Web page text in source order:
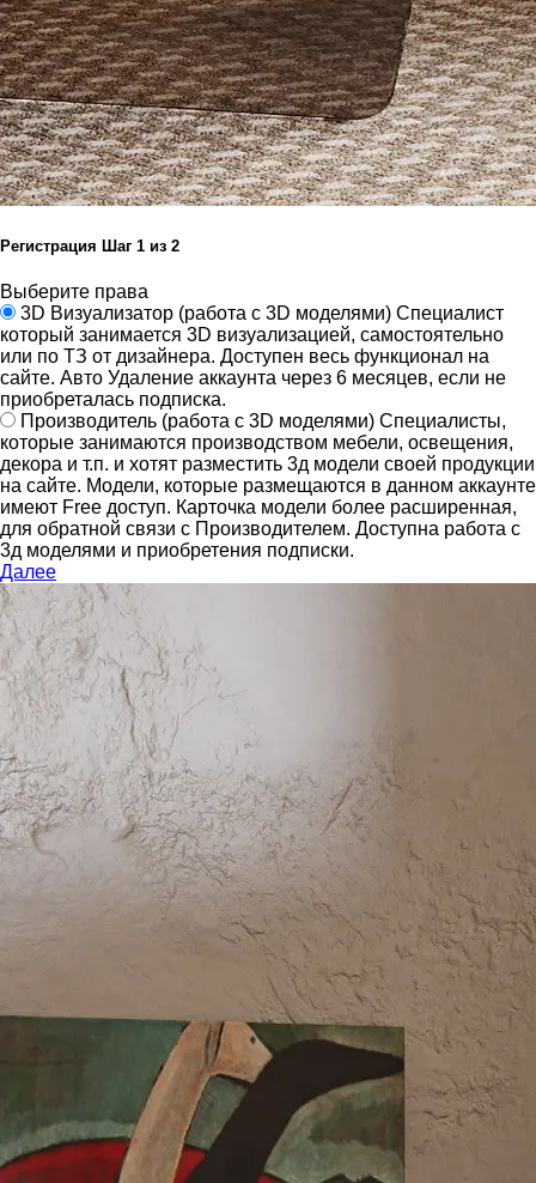
Регистрация Шаг 1 из 2
Выберите права
3D Визуализатор (работа с 3D моделями) Специалист
который занимается 3D визуализацией, самостоятельно
или по ТЗ от дизайнера. Доступен весь функционал на
сайте. Авто Удаление аккаунта через 6 месяцев, если не
приобреталась подписка.
Производитель (работа с 3D моделями) Специалисты,
которые занимаются производством мебели, освещения,
декора и т.п. и хотят разместить 3д модели своей продукции
на сайте. Модели, которые размещаются в данном аккаунте
имеют Free доступ. Карточка модели более расширенная,
для обратной связи с Производителем. Доступна работа с
3д моделями и приобретения подписки.
Далее